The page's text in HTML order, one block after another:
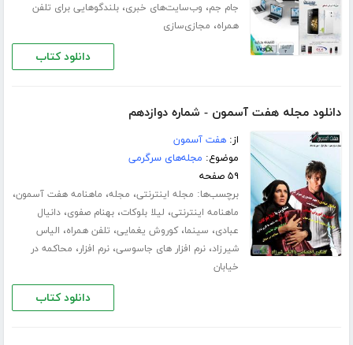
جام جم، وب‌سایت‌های خبری،بلندگوهایی برای تلفن
همراه، مجازی‌سازی
دانلود کتاب
دانلود مجله هفت آسمون - شماره دوازدهم
از:هفت آسمون
موضوع: مجله‌های سرگرمی
۵۹ صفحه
برچسب‌ها: مجله اینترنتی، مجله، ماهنامه هفت آسمون،
ماهنامه اینترنتی، لیلا بلوکات،بهنام صفوی،دانیال
عبادی، سینما،کوروش یغمایی، تلفن همراه، الیاس
شیرزاد،نرم افزار های جاسوسی،نرم افزار، محاکمه در
خیابان
دانلود کتاب